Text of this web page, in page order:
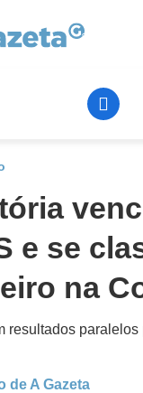
e se
na
resultados paralelos
de A Gazeta